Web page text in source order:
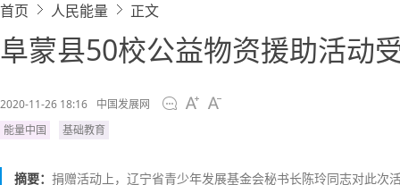
首页 人民能量 正文
阜蒙县50校公益物资援助活动
2020-11-26 18:16
中国发展网
能量中国
基础教育
摘要： 捐赠活动上，辽宁省青少年发展基金会秘书长陈玲同志对此次